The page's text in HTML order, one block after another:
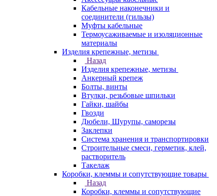
Кабельные наконечники и
соединители (гильзы)
Муфты кабельные
Термоусаживаемые и изоляционные
материалы
Изделия крепежные, метизы
Назад
Изделия крепежные, метизы
Анкерный крепеж
Болты, винты
Втулки, резьбовые шпильки
Гайки, шайбы
Гвозди
Дюбели, Шурупы, саморезы
Заклепки
Система хранения и транспортировки
Строительные смеси, герметик, клей,
растворитель
Такелаж
Коробки, клеммы и сопутствующие товары
Назад
Коробки, клеммы и сопутствующие